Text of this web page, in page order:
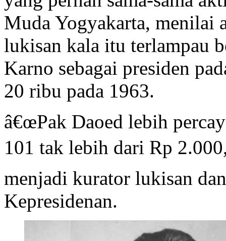
Muda Yogyakarta, menilai
lukisan kala itu terlampau
Karno sebagai presiden
20 ribu pada 1963.
â€œPak Daoed lebih
101 tak lebih dari Rp
menjadi kurator lukisan
Kepresidenan.